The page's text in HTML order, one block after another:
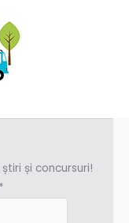
și concursuri!
*